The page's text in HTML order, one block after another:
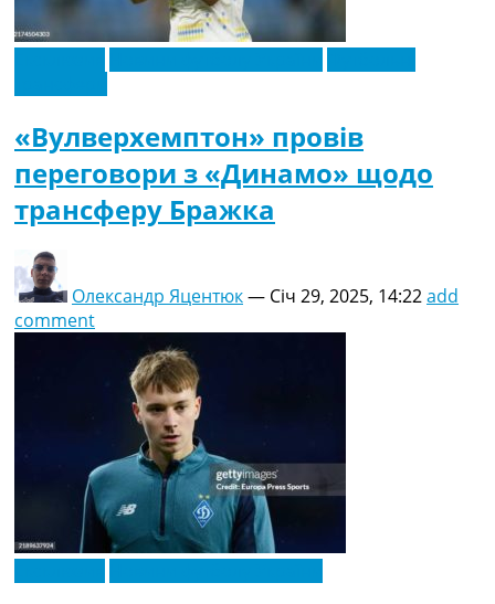
«Вулверхемптон» провів
переговори з «Динамо» щодо
трансферу Бражка
Олександр Яцентюк— Січ 29, 2025, 14:22add
comment